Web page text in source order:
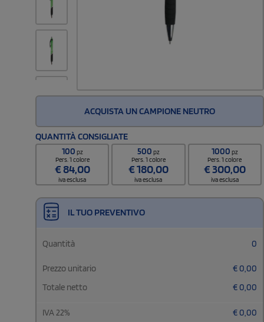
ACQUISTA UN CAMPIONE NEUTRO
QUANTITÀ CONSIGLIATE
100 pz
Pers. 1 colore
€84,00
iva esclusa
500 pz
Pers. 1 colore
€180,00
iva esclusa
1000 pz
Pers. 1 colore
€300,00
iva esclusa
IL TUO PREVENTIVO
Quantità 0
Prezzo unitario €0,00
Totale netto
€0,00
IVA22% €0,00